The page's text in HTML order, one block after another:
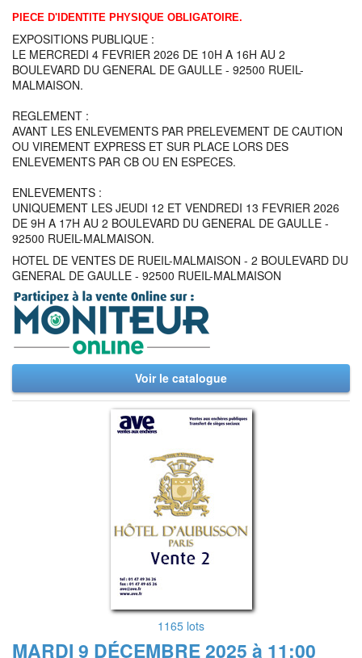
PIECE D'IDENTITE PHYSIQUE OBLIGATOIRE.
EXPOSITIONS PUBLIQUE :
LE MERCREDI 4 FEVRIER 2026 DE 10H A 16H AU 2
BOULEVARD DU GENERAL DE GAULLE - 92500 RUEIL-
MALMAISON.
REGLEMENT :
AVANT LES ENLEVEMENTS PAR PRELEVEMENT DE CAUTION
OU VIREMENT EXPRESS ET SUR PLACE LORS DES
ENLEVEMENTS PAR CB OU EN ESPECES.
ENLEVEMENTS :
UNIQUEMENT LES JEUDI 12 ET VENDREDI 13 FEVRIER 2026
DE 9H A 17H AU 2 BOULEVARD DU GENERAL DE GAULLE -
92500 RUEIL-MALMAISON.
HOTEL DE VENTES DE RUEIL-MALMAISON - 2 BOULEVARD DU
GENERAL DE GAULLE - 92500 RUEIL-MALMAISON
Voir le catalogue
1165 lots
MARDI 9 DÉCEMBRE 2025 à 11:00